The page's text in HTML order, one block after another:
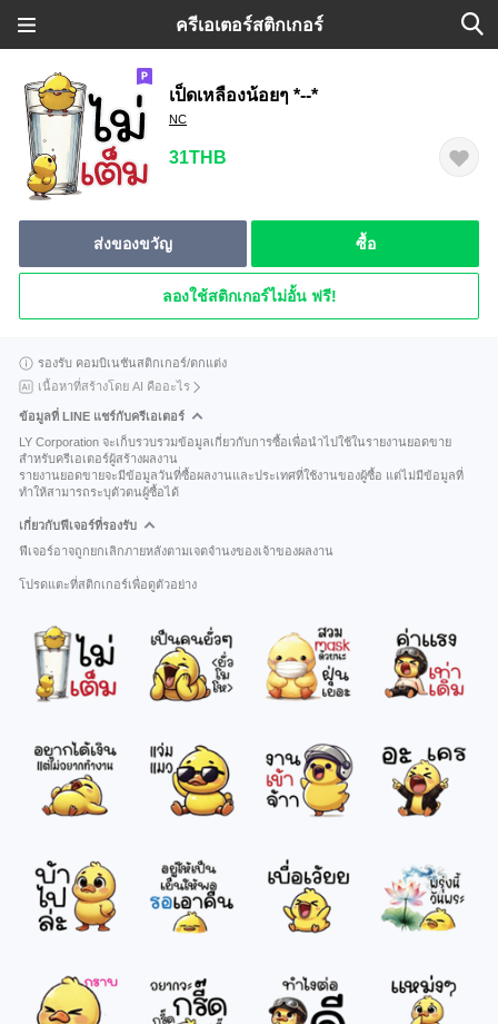
ครีเอเตอร์สติกเกอร์
เป็ดเหลืองน้อยๆ *--*
NC
31THB
ส่งของขวัญ ซื้อ
ลองใช้สติกเกอร์ไม่อั้น ฟรี!
รองรับ คอมบิเนชันสติกเกอร์/ตกแต่ง
เนื้อหาที่สร้างโดย AI คืออะไร
ข้อมูลที่ LINE แชร์กับครีเอเตอร์
LY Corporation จะเก็บรวบรวมข้อมูลเกี่ยวกับการซื้อเพื่อนำไปใช้ในรายงานยอดขาย
สำหรับครีเอเตอร์ผู้สร้างผลงาน
รายงานยอดขายจะมีข้อมูลวันที่ซื้อผลงานและประเทศที่ใช้งานของผู้ซื้อ แต่ไม่มีข้อมูลที่
ทำให้สามารถระบุตัวตนผู้ซื้อได้
เกี่ยวกับฟีเจอร์ที่รองรับ
ฟีเจอร์อาจถูกยกเลิกภายหลังตามเจตจำนงของเจ้าของผลงาน
โปรดแตะที่สติกเกอร์เพื่อดูตัวอย่าง